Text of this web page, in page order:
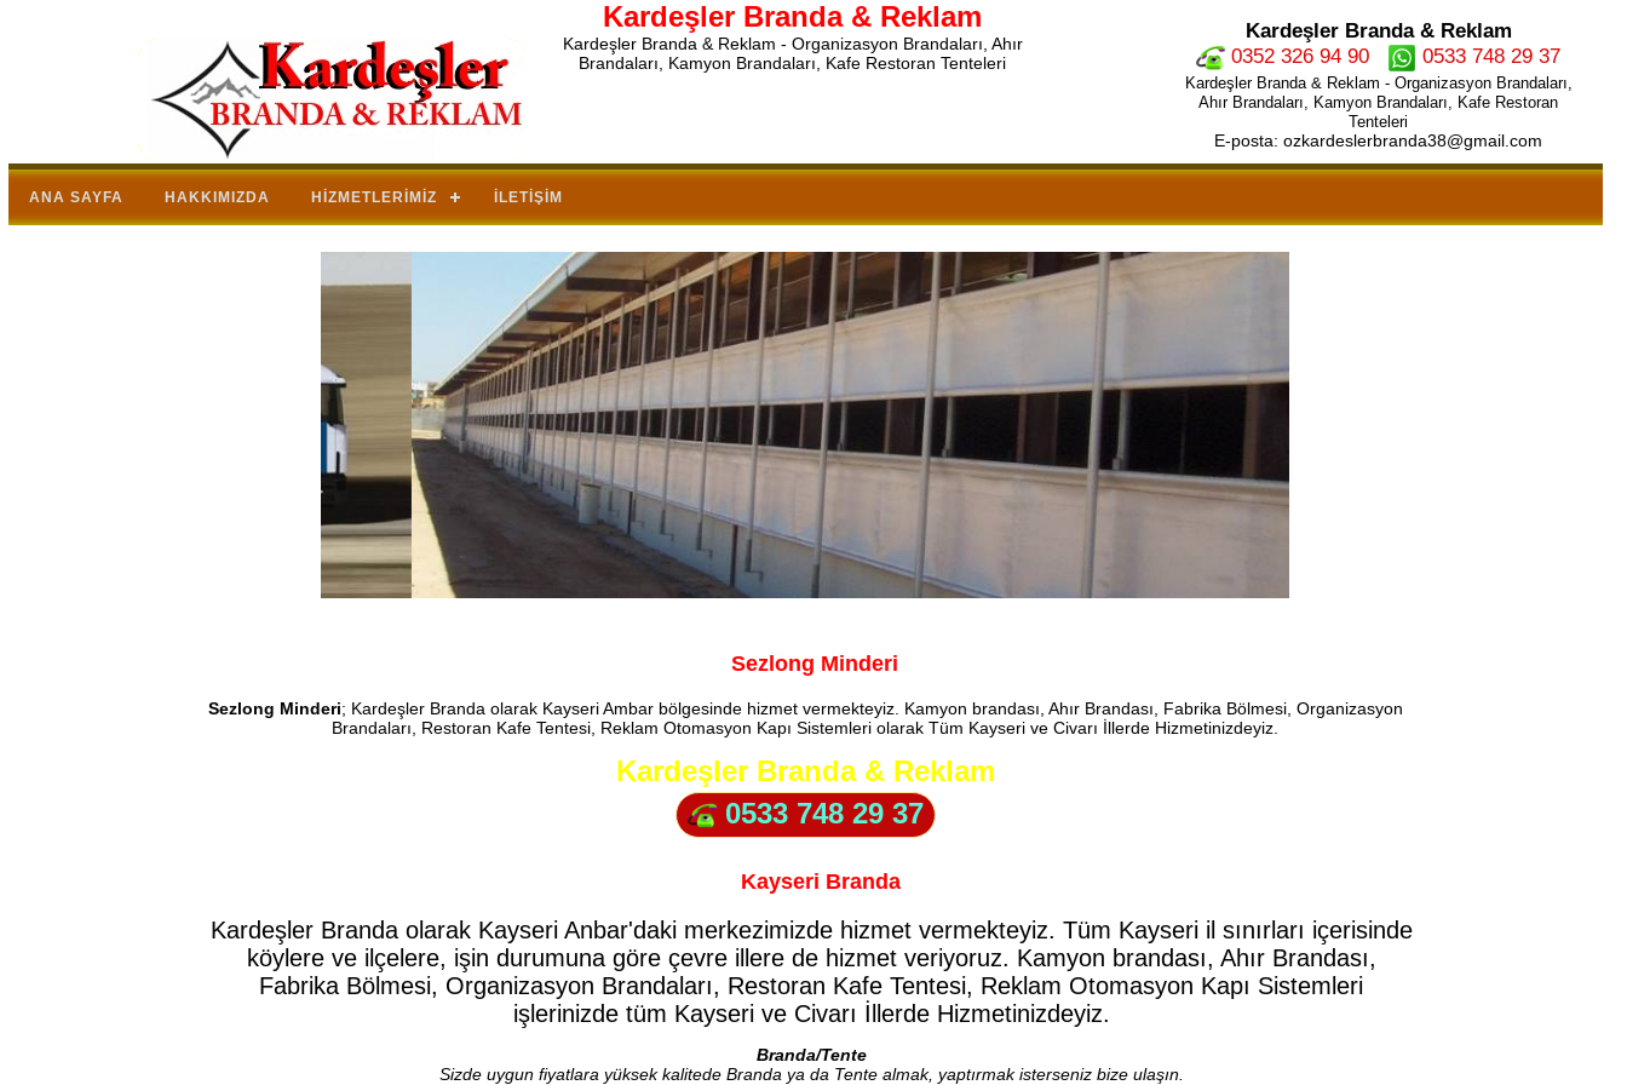
Kardeşler Branda & Reklam
Kardeşler Branda & Reklam - Organizasyon Brandaları, Ahır
Brandaları, Kamyon Brandaları, Kafe Restoran Tenteleri
Kardeşler Branda & Reklam
0352 326 94 90
0533 748 29 37
Kardeşler Branda & Reklam - Organizasyon Brandaları,
Ahır Brandaları, Kamyon Brandaları, Kafe Restoran
Tenteleri
E-posta: ozkardeslerbranda38@gmail.com
ANA SAYFA HAKKIMIZDA HIZMETLERIMIZ İLETIŞIM
Sezlong Minderi
Sezlong Minderi; Kardeşler Branda olarak Kayseri Ambar bölgesinde hizmet vermekteyiz. Kamyon brandası, Ahır Brandası, Fabrika Bölmesi, Organizasyon
Brandaları, Restoran Kafe Tentesi, Reklam Otomasyon Kapı Sistemleri olarak Tüm Kayseri ve Civarı İllerde Hizmetinizdeyiz.
Kardeşler Branda & Reklam
0533 748 29 37
Kayseri Branda
Kardeşler Branda olarak Kayseri Anbar'daki merkezimizde hizmet vermekteyiz. Tüm Kayseri il sınırları içerisinde
köylere ve ilçelere, işin durumuna göre çevre illere de hizmet veriyoruz. Kamyon brandası, Ahır Brandası,
Fabrika Bölmesi, Organizasyon Brandaları, Restoran Kafe Tentesi, Reklam Otomasyon Kapı Sistemleri
işlerinizde tüm Kayseri ve Civarı İllerde Hizmetinizdeyiz.
Branda/Tente
Sizde uygun fiyatlara yüksek kalitede Branda ya da Tente almak, yaptırmak isterseniz bize ulaşın.